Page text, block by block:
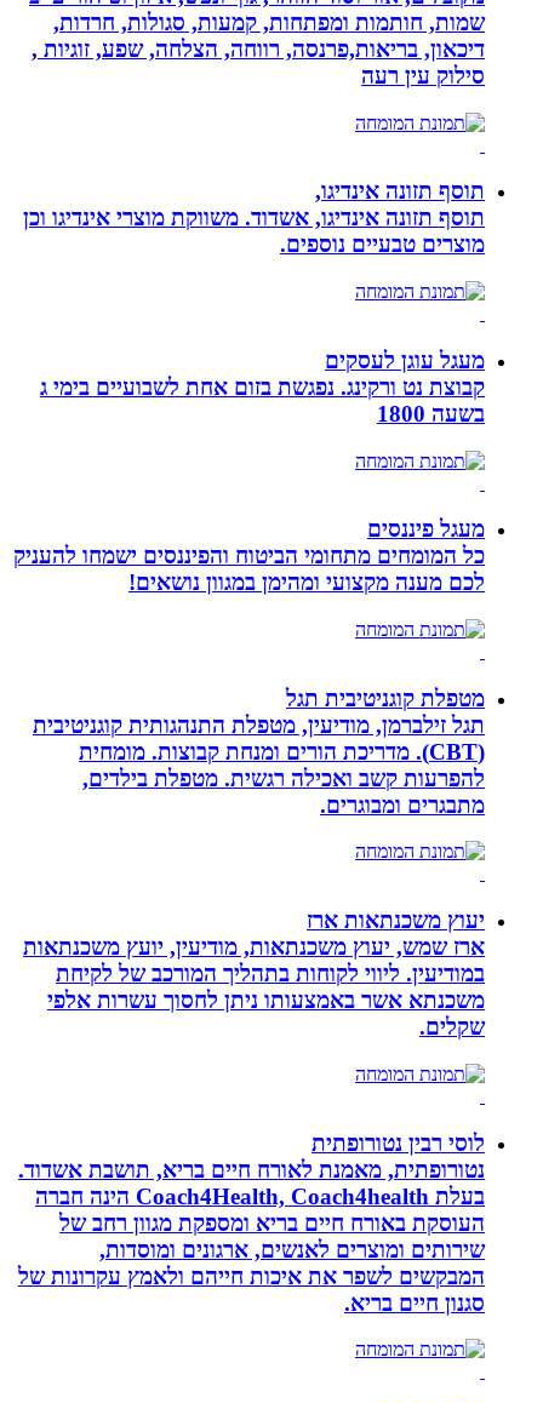
שמות, חותמות ומפתחות, קמעות, סגולות, חרדות,
דיכאון, בריאות,פרנסה, רווחה, הצלחה, שפע, זוגיות ,
סילוק עין רעה
תוסף תזונה אינדיגו,
תוסף תזונה אינדיגו, אשדוד. משווקת מוצרי אינדיגו וכן
מוצרים טבעיים נוספים.
מעגל עוגן לעסקים
קבוצת נט ורקינג. נפגשת בזום אחת לשבועיים בימי ג
בשעה 1800
מעגל פיננסים
כל המומחים מתחומי הביטוח והפיננסים ישמחו להעניק
לכם מענה מקצועי ומהימן במגוון נושאים!
מטפלת קוגניטיבית תגל
תגל זילברמן, מודיעין, מטפלת התנהגותית קוגניטיבית
(CBT). מדריכת הורים ומנחת קבוצות. מומחית
להפרעות קשב ואכילה רגשית. מטפלת בילדים,
מתבגרים ומבוגרים.
יעוץ משכנתאות ארז
ארז שמש, יעוץ משכנתאות, מודיעין, יועץ משכנתאות
במודיעין. ליווי לקוחות בתהליך המורכב של לקיחת
משכנתא אשר באמצעותו ניתן לחסוך עשרות אלפי
שקלים.
לוסי רבין נטורופתית
נטורופתית, מאמנת לאורח חיים בריא, תושבת אשדוד.
בעלת Coach4Health, Coach4health הינה חברה
העוסקת באורח חיים בריא ומספקת מגוון רחב של
שירותים ומוצרים לאנשים, ארגונים ומוסדות,
המבקשים לשפר את איכות חייהם ולאמץ עקרונות של
סגנון חיים בריא.